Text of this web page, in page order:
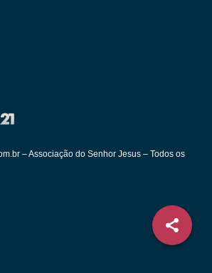
– Associação do Senhor Jesus – Todos os